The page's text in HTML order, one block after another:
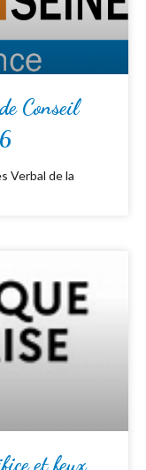
Conseil
Verbal de la
et feux